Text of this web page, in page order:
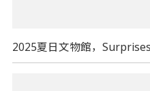
2025夏日文物館，